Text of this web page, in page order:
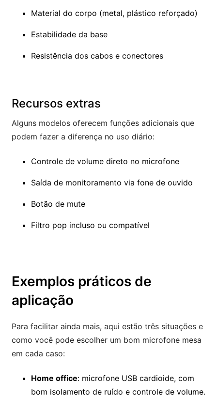
Material do corpo (metal, plástico reforçado)
Estabilidade da base
Resistência dos cabos e conectores
Recursos extras
Alguns modelos oferecem funções adicionais que
podem fazer a diferença no uso diário:
Controle de volume direto no microfone
Saída de monitoramento via fone de ouvido
Botão de mute
Filtro pop incluso ou compatível
Exemplos práticos de
aplicação
Para facilitar ainda mais, aqui estão três situações e
como você pode escolher um bom microfone mesa
em cada caso:
Home office: microfone USB cardioide, com
bom isolamento de ruído e controle de volume.